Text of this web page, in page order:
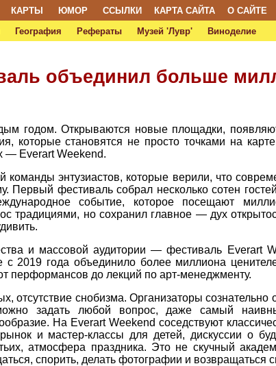
КАРТЫ ЮМОР ССЫЛКИ КАРТА САЙТА
О САЙТЕ
География Рефераты Музей 'Лувр' Виноделие
объединил больше
годом. Открываются новые площадки,
которые становятся не просто точками на
— Everart Weekend.
энтузиастов, которые верили, что
фестиваль собрал несколько сотен
событие, которое посещают
традициями, но сохранил главное — дух
и массовой аудитории — фестиваль Everart
с 2019 года объединило более миллиона
перформансов до лекций по арт-менеджменту.
отсутствие снобизма. Организаторы сознательно
задать любой вопрос, даже самый
На Everart Weekend соседствуют
и мастер-классы для детей, дискуссии о
атмосфера праздника. Это не скучный
спорить, делать фотографии и возвращаться